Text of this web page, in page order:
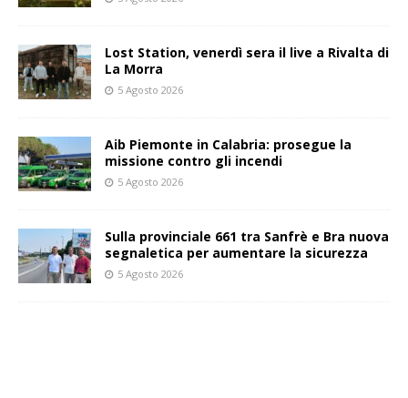
Lost Station, venerdì sera il live a Rivalta di
La Morra
5 Agosto 2026
Aib Piemonte in Calabria: prosegue la
missione contro gli incendi
5 Agosto 2026
Sulla provinciale 661 tra Sanfrè e Bra nuova
segnaletica per aumentare la sicurezza
5 Agosto 2026